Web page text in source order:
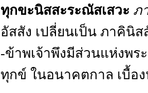
ทุกขะนิสสะระณัสเสวะ ภ
อัสสัง เปลี่ยนเป็น ภาคินิส
-ข้าพเจ้าพึงมีส่วนแห่งพ
ทุกข์ ในอนาคตกาล เบื้อ